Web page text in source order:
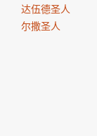
达伍德圣人
尔撒圣人